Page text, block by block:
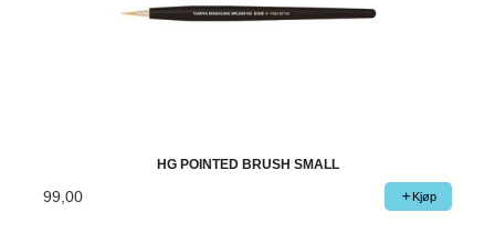
HG POINTED BRUSH SMALL
99,00 Kjøp